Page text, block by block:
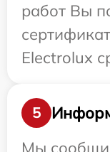
работ Вы
Electrolux
5
Мы